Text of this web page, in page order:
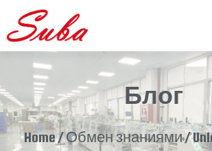
Блог
Home/Обмен знаниями/